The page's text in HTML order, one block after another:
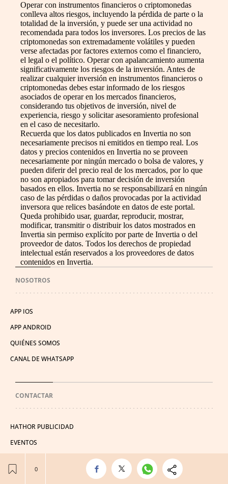
Operar con instrumentos financieros o criptomonedas
conlleva altos riesgos, incluyendo la pérdida de parte o la
totalidad de la inversión, y puede ser una actividad no
recomendada para todos los inversores. Los precios de las
criptomonedas son extremadamente volátiles y pueden
verse afectadas por factores externos como el financiero,
el legal o el político. Operar con apalancamiento aumenta
significativamente los riesgos de la inversión. Antes de
realizar cualquier inversión en instrumentos financieros o
criptomonedas debes estar informado de los riesgos
asociados de operar en los mercados financieros,
considerando tus objetivos de inversión, nivel de
experiencia, riesgo y solicitar asesoramiento profesional
en el caso de necesitarlo.
Recuerda que los datos publicados en Invertia no son
necesariamente precisos ni emitidos en tiempo real. Los
datos y precios contenidos en Invertia no se proveen
necesariamente por ningún mercado o bolsa de valores, y
pueden diferir del precio real de los mercados, por lo que
no son apropiados para tomar decisión de inversión
basados en ellos. Invertia no se responsabilizará en ningún
caso de las pérdidas o daños provocadas por la actividad
inversora que relices basándote en datos de este portal.
Queda prohibido usar, guardar, reproducir, mostrar,
modificar, transmitir o distribuir los datos mostrados en
Invertia sin permiso explícito por parte de Invertia o del
proveedor de datos. Todos los derechos de propiedad
intelectual están reservados a los proveedores de datos
contenidos en Invertia.
NOSOTROS
APP IOS
APP ANDROID
QUIÉNES SOMOS
CANAL DE WHATSAPP
CONTACTAR
HATHOR PUBLICIDAD
EVENTOS
SUSCRIPTOR